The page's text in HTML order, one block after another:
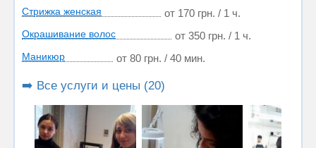
Стрижка женская от 170 грн. / 1 ч.
Окрашивание волос от 350 грн. / 1 ч.
Маникюр от 80 грн. / 40 мин.
➡️ Все услуги и цены (20)